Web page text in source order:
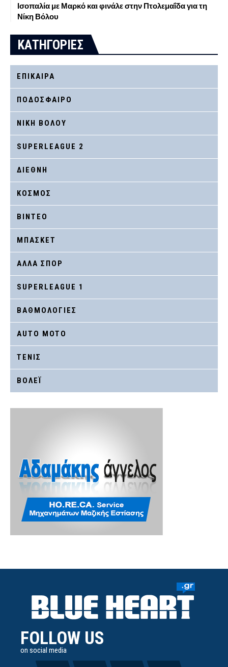
Ισοπαλία με Μαρκό και φινάλε στην Πτολεμαΐδα για τη
Νίκη Βόλου
ΚΑΤΗΓΟΡΙΕΣ
ΕΠΙΚΑΙΡΑ
ΠΟΔΟΣΦΑΙΡΟ
ΝΙΚΗ ΒΟΛΟΥ
SUPERLEAGUE 2
ΔΙΕΘΝΗ
ΚΟΣΜΟΣ
ΒΙΝΤΕΟ
ΜΠΑΣΚΕΤ
ΑΛΛΑ ΣΠΟΡ
SUPERLEAGUE 1
ΒΑΘΜΟΛΟΓΙΕΣ
AUTO MOTO
ΤΕΝΙΣ
ΒΟΛΕΪ
FOLLOW US
on social media